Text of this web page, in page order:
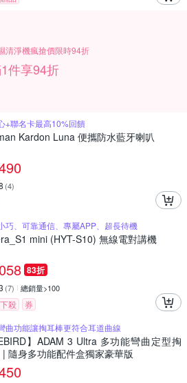
清淨機瘋搶價限時94折
件享94折
+聯名卡最高10%回饋
Kardon Luna 便攜防水藍牙喇叭
(4)
巧、可靠通信、專屬APP、超長待機
mini (HYT-S10) 無線電對講機
83折
(7) 總銷量>100
殺
券
曲功能讓掏耳棒更符合耳道曲線
】ADAM 3 Ultra 多功能彎曲定型掏
| 隨身多功能配件盒獨家豪華版